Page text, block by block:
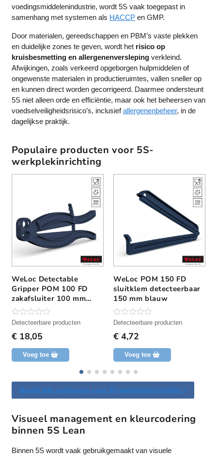
voedingsmiddelenindustrie, wordt 5S vaak toegepast in
samenhang met systemen als HACCP en GMP.
Door materialen, gereedschappen en PBM’s vaste plekken
en duidelijke zones te geven, wordt het risico op
kruisbesmetting en allergenenversleping verkleind.
Afwijkingen, zoals verkeerd opgeborgen hulpmiddelen of
ongewenste materialen in productieruimtes, vallen sneller op
en kunnen direct worden gecorrigeerd. Daarmee ondersteunt
5S niet alleen orde en efficiëntie, maar ook het beheersen van
voedselveiligheidsrisico’s, inclusiefallergenenbeheer, in de
dagelijkse praktijk.
Populaire producten voor 5S-
werkplekinrichting
WeLoc Detectable
Gripper POM 100 FD
zakafsluiter 100 mm
blauw
N
g
e
e
e
e
i
Detecteerbare producten
€ 18,05
Voeg toe
WeLoc POM 150 FD
sluitklem detecteerbaar
150 mm blauw
N
g
e
e
b
e
o
o
e
Detecteerbare producten
€ 4,72
Voeg toe
Bekijk alle producten voor 5S-werkplekinrichting >
Visueel management en kleurcodering
binnen 5S Lean
Binnen 5S wordt vaak gebruikgemaakt van visuele